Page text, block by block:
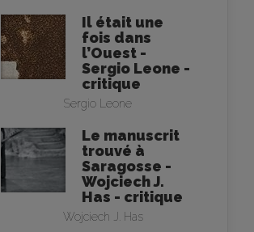
Il était une
fois dans
l’Ouest -
Sergio Leone -
critique
Sergio Leone
Le manuscrit
trouvé à
Saragosse -
Wojciech J.
Has - critique
Wojciech J. Has